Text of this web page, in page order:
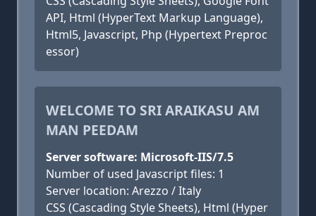
API, Html (HyperText Markup Language),
Html5, Javascript, Php (Hypertext Preproc
essor)
WELCOME TO SRI ARAIKASU AM
MAN PEEDAM
Server software: Microsoft-IIS/7.5
Number of used Javascript files: 1
Server location: Arezzo / Italy
CSS (Cascading Style Sheets), Html (Hyper